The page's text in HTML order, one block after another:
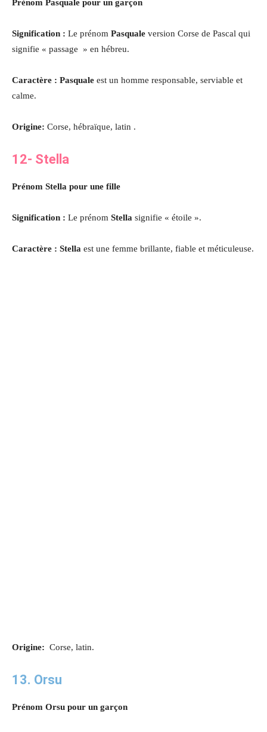
Prénom Pasquale pour un garçon
Signification : Le prénom Pasquale version Corse de Pascal qui
signifie « passage » en hébreu.
Caractère : Pasquale est un homme responsable, serviable et
calme.
Origine: Corse, hébraïque, latin .
12- Stella
Prénom Stella pour une fille
Signification : Le prénom Stella signifie « étoile ».
Caractère : Stella est une femme brillante, fiable et méticuleuse.
Origine: Corse, latin.
13. Orsu
Prénom Orsu pour un garçon